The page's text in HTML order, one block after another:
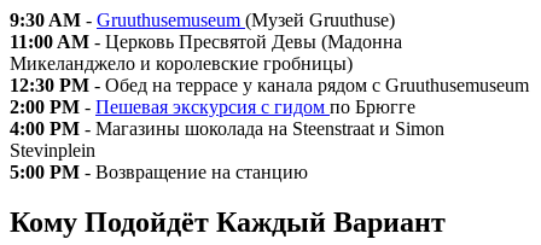
9:30 AM - Gruuthusemuseum (Музей Gruuthuse)
11:00 AM - Церковь Пресвятой Девы (Мадонна
Микеланджело и королевские гробницы)
12:30 PM - Обед на террасе у канала рядом с Gruuthusemuseum
2:00 PM - Пешевая экскурсия с гидом по Брюгге
4:00 PM - Магазины шоколада на Steenstraat и Simon
Stevinplein
5:00 PM - Возвращение на станцию
Кому Подойдёт Каждый Вариант